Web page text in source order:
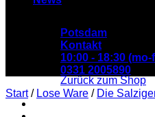
Es befinden sich
Zurück zum Shop
Potsdam
Kontakt
10:00 - 18:30
0331 2005890
Start / Lose Ware / Die